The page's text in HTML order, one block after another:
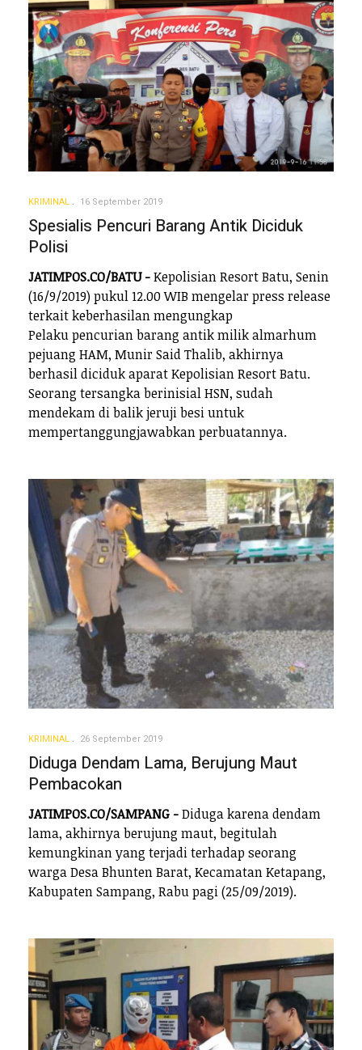
KRIMINAL 16 September 2019
Spesialis Pencuri Barang Antik Diciduk
Polisi
JATIMPOS.CO/BATU -Kepolisian Resort Batu, Senin
(16/9/2019) pukul 12.00 WIB mengelar press release
terkait keberhasilan mengungkap
Pelaku pencurian barang antik milik almarhum
pejuang HAM, Munir Said Thalib, akhirnya
berhasil diciduk aparat Kepolisian Resort Batu.
Seorang tersangka berinisial HSN, sudah
mendekam di balik jeruji besi untuk
mempertanggungjawabkan perbuatannya.
KRIMINAL 26 September 2019
Diduga Dendam Lama, Berujung Maut
Pembacokan
JATIMPOS.CO/SAMPANG -Diduga karena dendam
lama, akhirnya berujung maut, begitulah
kemungkinan yang terjadi terhadap seorang
warga Desa Bhunten Barat, Kecamatan Ketapang,
Kabupaten Sampang, Rabu pagi (25/09/2019).